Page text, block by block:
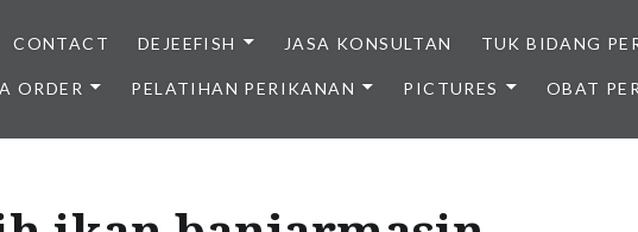
BERKUALITAS INDONESIA
CONTACT DEJEEFISH JASA KONSULTAN TUK BIDANG
ORDER PELATIHAN PERIKANAN PICTURES OBAT